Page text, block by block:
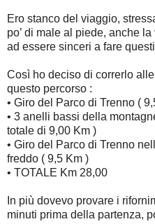
Ero stanco del viaggio,
po’ di male al piede, anche
ad essere sinceri a fare
Così ho deciso di correrlo
questo percorso :
• Giro del Parco di Trenno (
• 3 anelli bassi della
totale di 9,00 Km )
• Giro del Parco di Trenno
freddo ( 9,5 Km )
• TOTALE Km 28,00
In più dovevo provare i
minuti prima della partenza,